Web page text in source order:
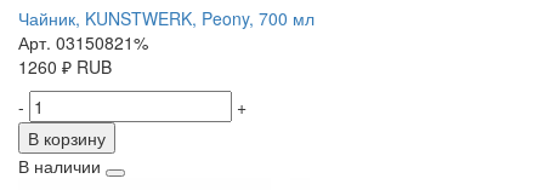
Чайник, KUNSTWERK, Peony, 700 мл
Арт. 03150821%
1260 ₽ RUB
-
+
В корзину
В наличии